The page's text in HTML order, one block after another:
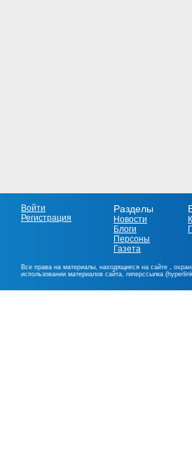
Войти
Регистрация
Разделы
Новости
Блоги
Персоны
Газета
Все права на материалы, находящиеся на сайте ,
использовании материалов сайта, гиперссылка